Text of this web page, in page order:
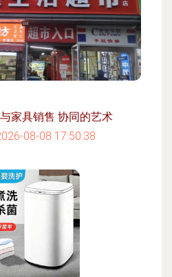
家具销售 协同的艺术
08-08 17:50:38